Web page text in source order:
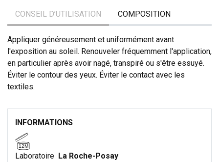
CONSEIL D’UTILISATION COMPOSITION
Appliquer généreusement et uniformément avant
l'exposition au soleil. Renouveler fréquemment l'application,
en particulier après avoir nagé, transpiré ou s'être essuyé.
Éviter le contour des yeux. Éviter le contact avec les
textiles.
INFORMATIONS
12M
Laboratoire La Roche-Posay